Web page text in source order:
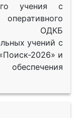
учения с
ОДКБ
учений с
2026» и